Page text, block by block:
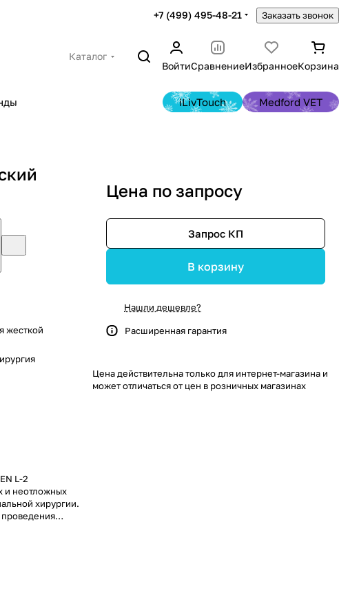
+7 (499) 495-48-21 Заказать звонок
Каталог
ВойтиСравнениеИзбранноеКорзина
iLivTouch Medford VET
жесткой
L-2
и неотложных
хирургии.
вмешательств.
Цена по запросу
Запрос КП
В корзину
Нашли дешевле?
Расширенная гарантия
Цена действительна только для интернет-магазина и
может отличаться от цен в розничных магазинах